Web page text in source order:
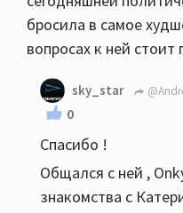
бросила в самое
вопросах к ней стоит
sky_star
0
Спасибо !
Общался с ней ,
знакомства с